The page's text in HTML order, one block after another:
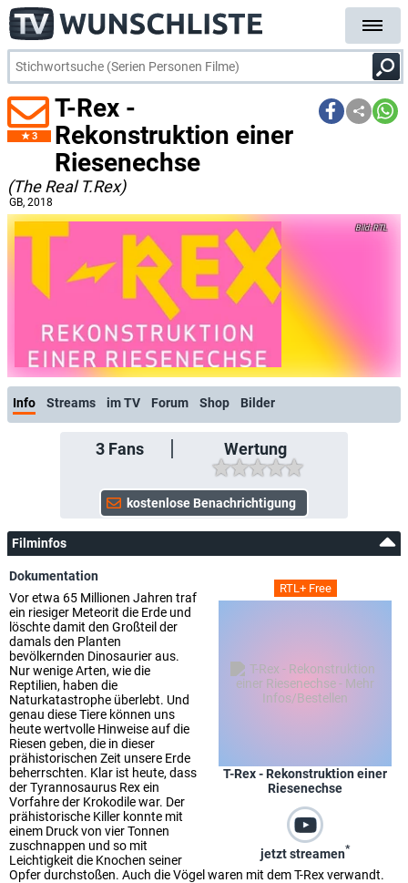
3
T-Rex -
Rekonstruktion einer
Riesenechse
(The Real T.Rex)
GB, 2018
RTL
Info Streams im TV Forum Shop Bilder
3Fans Wertung
Filminfos
RTL+ Free
T-Rex - Rekonstruktion einer
Riesenechse
jetzt streamen*
Dokumentation
Vor etwa 65 Millionen Jahren traf
ein riesiger Meteorit die Erde und
löschte damit den Großteil der
damals den Planten
bevölkernden Dinosaurier aus.
Nur wenige Arten, wie die
Reptilien, haben die
Naturkatastrophe überlebt. Und
genau diese Tiere können uns
heute wertvolle Hinweise auf die
Riesen geben, die in dieser
prähistorischen Zeit unsere Erde
beherrschten. Klar ist heute, dass
der Tyrannosaurus Rex ein
Vorfahre der Krokodile war. Der
prähistorische Killer konnte mit
einem Druck von vier Tonnen
zuschnappen und so mit
Leichtigkeit die Knochen seiner
Opfer durchstoßen. Auch die Vögel waren mit dem T-Rex verwandt.